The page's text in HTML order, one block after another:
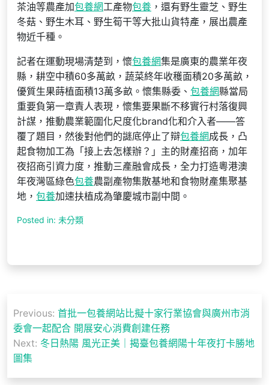
茶油等農產加包養網工產物包養 ，還有野生靈芝、野生
冬菇、野生木耳、野生筍干等大批山貨特產，展出農產
物近千種。
記者在運動現場清楚到，懷包養網集是廣東的農業年夜
縣，耕空中積60多萬畝，蔬菜終年收穫面積20多萬畝，
優質生果蒔植面積13萬多畝。懷集縣委、 包養網縣當局
重要負第一章責人表現，懷集要果斷不移實行村落復興
計謀，推動農業範圍化尺度化brand化和介入者——答
覆了題目，然後對他們的謎底停止了辯包養網成長，凸
起食物加工為「接上去怎樣辦？」主的財產招商，加年
夜招商引資力度，推動三產融會成長，全力打造粵港澳
年夜灣區綠色包養農副產物集散基地和食物財產集聚基
地， 包養加速扶植成為肇慶城市副中間。
Posted in: 未分類
章
導
覽
Previous: 首批一包養網站比擬十家行業協會與廣州市消
委會一起配合 開展安心消費創建任務
Next: 冬日熱陽 風光正美｜揭臺包養網陽十年夜打卡勝地
圖集